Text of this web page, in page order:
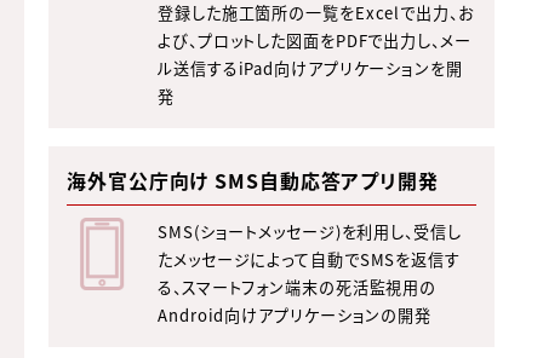
登録した施工箇所の一覧をExcelで出力、お
よび、プロットした図面をPDFで出力し、メー
ル送信するiPad向けアプリケーションを開
発
海外官公庁向け SMS自動応答アプリ開発
SMS(ショートメッセージ)を利用し、受信し
たメッセージによって自動でSMSを返信す
る、スマートフォン端末の死活監視用の
Android向けアプリケーションの開発